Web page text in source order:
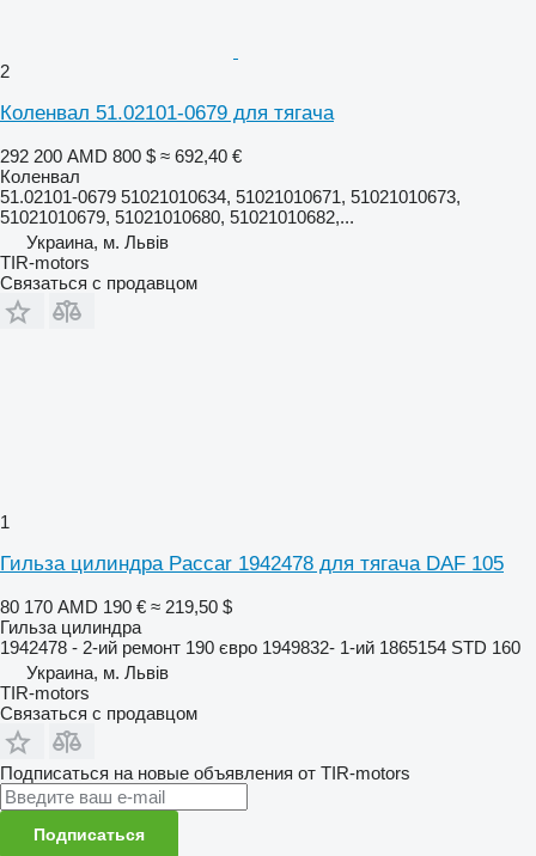
2
Коленвал 51.02101-0679 для тягача
292 200 AMD 800 $ ≈ 692,40 €
Коленвал
51.02101-0679 51021010634, 51021010671, 51021010673,
51021010679, 51021010680, 51021010682,...
Украина, м. Львів
TIR-motors
Связаться с продавцом
1
Гильза цилиндра Paccar 1942478 для тягача DAF 105
80 170 AMD 190 € ≈ 219,50 $
Гильза цилиндра
1942478 - 2-ий ремонт 190 євро 1949832- 1-ий 1865154 STD 160
Украина, м. Львів
TIR-motors
Связаться с продавцом
Подписаться на новые объявления от TIR-motors
Подписаться